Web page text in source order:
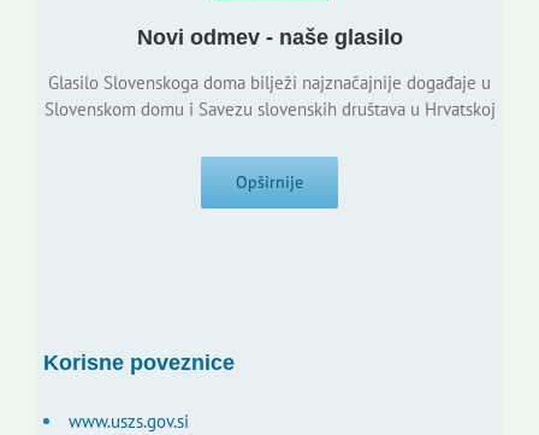
Novi odmev - naše glasilo
Glasilo Slovenskoga doma bilježi najznačajnije događaje u
Slovenskom domu i Savezu slovenskih društava u Hrvatskoj
Opširnije
Korisne poveznice
www.uszs.gov.si